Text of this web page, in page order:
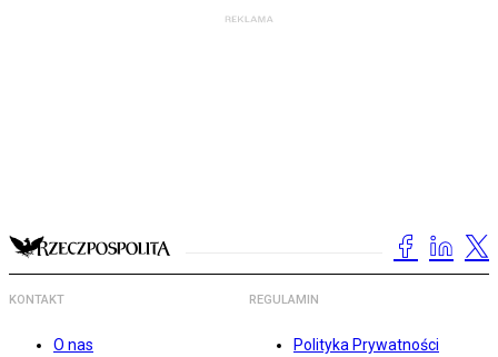
KONTAKT
O nas
REGULAMIN
Polityka Prywatności